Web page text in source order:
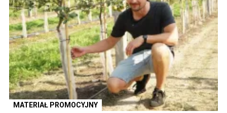
MATERIAŁ PROMOCYJNY